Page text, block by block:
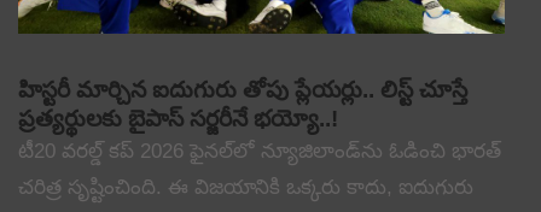
హిస్టరీ మార్చిన ఐదుగురు తోపు ప్లేయర్లు.. లిస్ట్ చూస్తే
ప్రత్యర్థులకు బైపాస్ సర్జరీనే భయ్యో..!
టీ20 వరల్డ్ కప్ 2026 ఫైనల్‌లో న్యూజిలాండ్‌ను ఓడించి భారత్
చరిత్ర సృష్టించింది. ఈ విజయానికి ఒక్కరు కాదు, ఐదుగురు